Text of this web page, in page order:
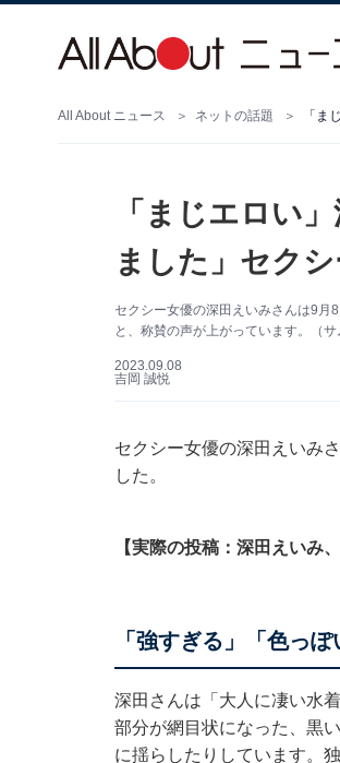
All About ニュース ネットの話題 「ま
「まじエロい
ました」セク
セクシー女優の深田えいみさんは9月
と、称賛の声が上がっています。（
2023.09.08
吉岡 誠悦
セクシー女優の深田えいみ
した。
【実際の投稿：深田えいみ
「強すぎる」「色っぽ
深田さんは「大人に凄い水
部分が網目状になった、黒
に揺らしたりしています。